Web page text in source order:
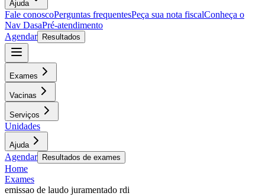
Ajuda
Fale conoscoPerguntas frequentesPeça sua nota fiscalConheça o
Nav DasaPré-atendimento
Agendar
Resultados
Exames
Vacinas
Serviços
Unidades
Ajuda
Agendar Resultados de exames
Home
Exames
emissao de laudo juramentado rdi